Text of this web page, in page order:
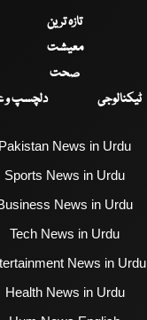
تازہ ترین
معیشت
صحت
ٹیکنالوجی
دلچسپ
Pakistan News in Urdu
Sports News in Urdu
News in Urdu
Tech News in Urdu
News in Urdu
Health News in Urdu